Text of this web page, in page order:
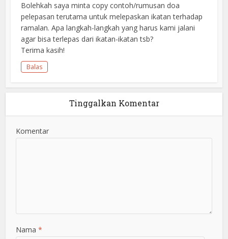
Bolehkah saya minta copy contoh/rumusan doa
pelepasan terutama untuk melepaskan ikatan terhadap
ramalan. Apa langkah-langkah yang harus kami jalani
agar bisa terlepas dari ikatan-ikatan tsb?
Terima kasih!
Balas
Tinggalkan Komentar
Komentar
Nama*